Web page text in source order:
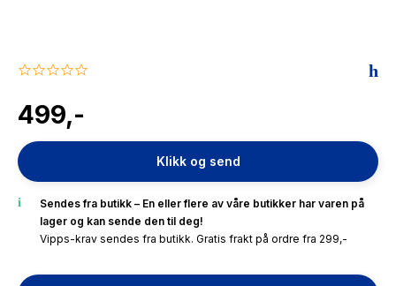
0.0
rating
499,-
Klikk og send
Sendes fra butikk – En eller flere av våre butikker har varen på
lager og kan sende den til deg!
Vipps-krav sendes fra butikk. Gratis frakt på ordre fra 299,-